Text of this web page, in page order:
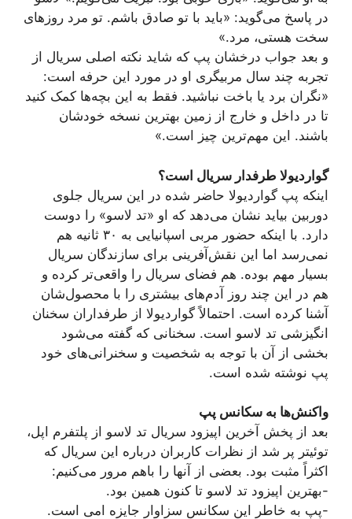
در پاسخ می‌گوید: «باید با تو صادق باشم. تو مرد روزهای
سخت هستی، مرد.»
و بعد جواب درخشان پپ که شاید نکته اصلی سریال از
تجربه چند سال مربیگری او در مورد این حرفه است:
«نگران برد یا باخت نباشید. فقط به این بچه‌ها کمک کنید
تا در داخل و خارج از زمین بهترین نسخه خودشان
باشند. این مهم‌ترین چیز است.»
گواردیولا طرفدار سریال است؟
اینکه پپ گواردیولا حاضر شده در این سریال جلوی
دوربین بیاید نشان می‌دهد که او «تد لاسو» را دوست
دارد. با اینکه حضور مربی اسپانیایی به ۳۰ ثانیه هم
نمی‌رسد اما این نقش‌آفرینی برای سازندگان سریال
بسیار مهم بوده. هم فضای سریال را واقعی‌تر کرده و
هم در این چند روز آدم‌های بیشتری را با محصول‌شان
آشنا کرده است. احتمالاً گواردیولا از طرفداران سخنان
انگیزشی تد لاسو است. سخنانی که گفته می‌شود
بخشی از آن با توجه به شخصیت و سخنرانی‌های خود
پپ نوشته شده است.
واکنش‌ها به سکانس پپ
بعد از پخش آخرین اپیزود سریال تد لاسو از پلتفرم اپل،
توئیتر پر شد از نظرات کاربران درباره این سریال که
اکثراً مثبت بود. بعضی از آنها را باهم مرور می‌کنیم:
-بهترین اپیزود تد لاسو تا کنون همین بود.
-پپ به خاطر این سکانس سزاوار جایزه امی است.